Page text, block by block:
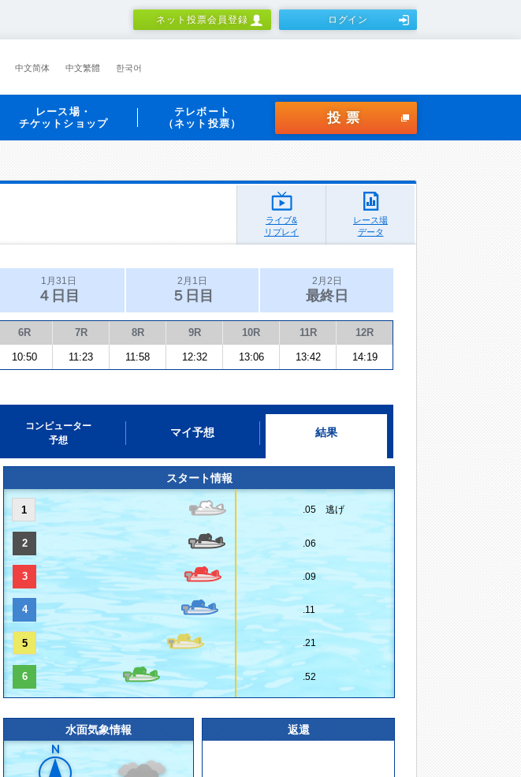
ネット投票会員登録 ログイン
中文简体 中文繁體 한국어
レース場・
チケットショップ
テレボート
（ネット投票）
投票
ライブ&
リプレイ
レース場
データ
1月31日
４日目
2月1日
５日目
2月2日
最終日
6R 7R 8R 9R 10R 11R 12R
10:50 11:23 11:58 12:32 13:06 13:42 14:19
コンピューター
予想
マイ予想 結果
スタート情報
1 .05 逃げ
2 .06
3 .09
4 .11
5 .21
6 .52
水面気象情報 返還